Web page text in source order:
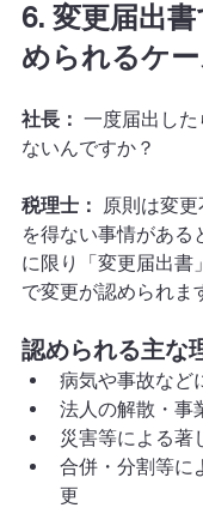
6. 変更届出
められるケー
社長： 一度届出した
ないんですか？
税理士： 原則は変
を得ない事情がある
に限り「変更届出書
で変更が認められま
認められる主な
病気や事故など
法人の解散・事
災害等による著
合併・分割等に
更